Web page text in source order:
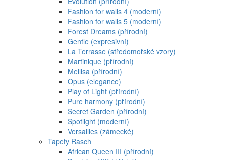
Fashion for walls 4 (moderní)
Fashion for walls 5 (moderní)
Forest Dreams (přírodní)
Gentle (expresivní)
La Terrasse (středomořské vzory)
Martinique (přírodní)
Mellisa (přírodní)
Opus (elegance)
Play of Light (přírodní)
Pure harmony (přírodní)
Secret Garden (přírodní)
Spotlight (moderní)
Versailles (zámecké)
Tapety Rasch
African Queen III (přírodní)